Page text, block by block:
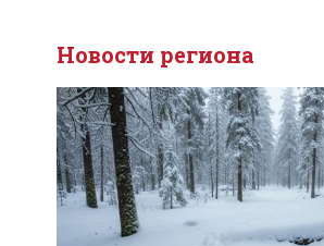
Новости региона